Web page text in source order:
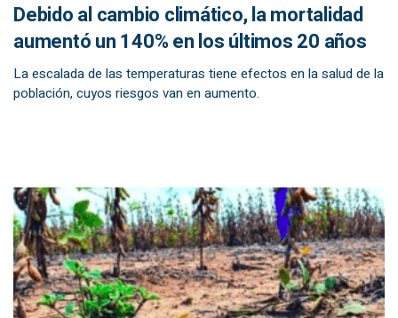
Debido al cambio climático, la mortalidad
aumentó un 140% en los últimos 20 años
La escalada de las temperaturas tiene efectos en la salud de la
población, cuyos riesgos van en aumento.